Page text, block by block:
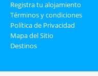
Registra tu alojamiento
Términos y condiciones
Política de Privacidad
Mapa del Sitio
Destinos